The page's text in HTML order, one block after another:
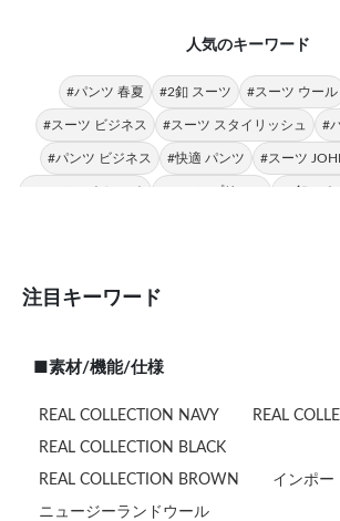
人気のキーワード
#パンツ 春夏 #2釦 スーツ #スーツ ウール
#スーツ ビジネス #スーツ スタイリッシュ #
#パンツ ビジネス #快適 パンツ #スーツ
#スーツ ストレッチ #スーツ プリーツ #2釦 ス
注目キーワード
■素材/機能/仕様
REAL COLLECTION NAVY REAL
REAL COLLECTION BLACK
REAL COLLECTION BROWN インポー
ニュージーランドウール